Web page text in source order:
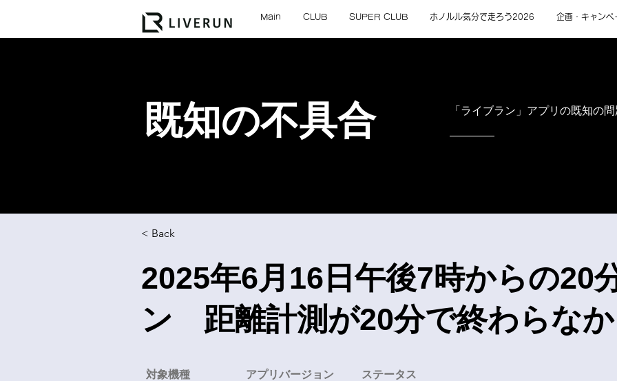
Main CLUB SUPER CLUB ホノルル気分で走ろう2026 企画・キャンペ
既知の不具合 「ライブラン」アプリの既知の
< Back
2025年6月16日午後7時からの20
ン 距離計測が20分で終わらな
​対象機種 アプリバージョン ​ステータス